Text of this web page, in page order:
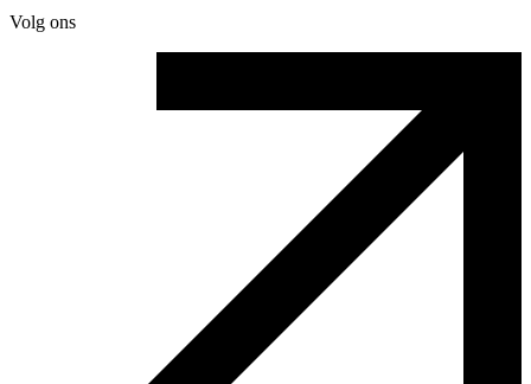
Volg ons